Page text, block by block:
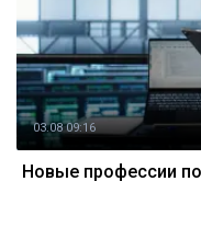
03.08 09:16
Новые профессии